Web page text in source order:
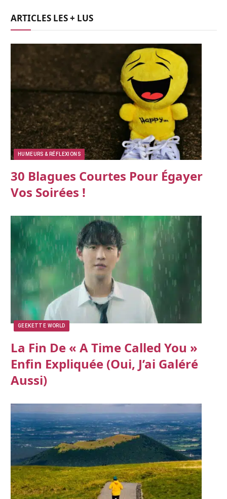
ARTICLES LES + LUS
HUMEURS & RÉFLEXIONS
30 Blagues Courtes Pour Égayer
Vos Soirées !
GEEKETTE WORLD
La Fin De « A Time Called You »
Enfin Expliquée (oui, J’ai Galéré
Aussi)